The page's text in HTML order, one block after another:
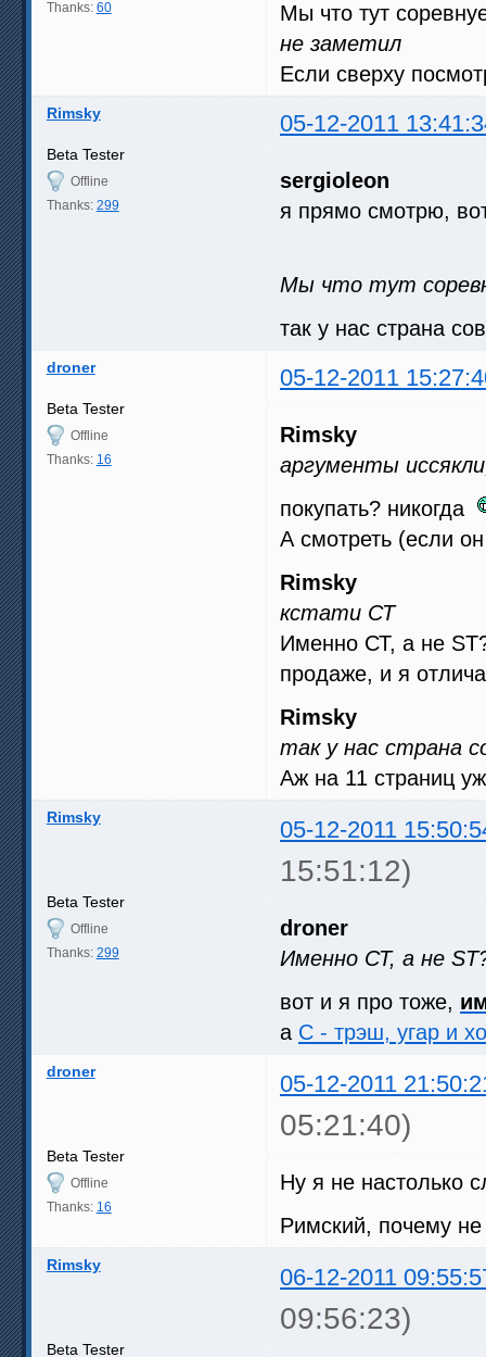
Thanks: 60
Мы что тут
не заметил
Если сверху
Rimsky 05-12-2011
Beta Tester
Offline
Thanks: 299
sergioleon
я прямо смотрю,
Мы что тут
так у нас страна
droner 05-12-2011
Beta Tester
Offline
Thanks: 16
Rimsky
аргументы
покупать? никогда
А смотреть (если
Rimsky
кстати СТ
Именно СТ, а не
продаже, и я
Rimsky
так у нас страна
Аж на 11 страниц
Rimsky 05-12-2011
15:51:12)
Beta Tester
Offline
Thanks: 299
droner
Именно СТ, а не
вот и я про тоже,
а С - трэш, угар и
droner 05-12-2011
05:21:40)
Beta Tester
Offline
Thanks: 16
Ну я не настолько
Римский, почему
Rimsky 06-12-2011
09:56:23)
Beta Tester